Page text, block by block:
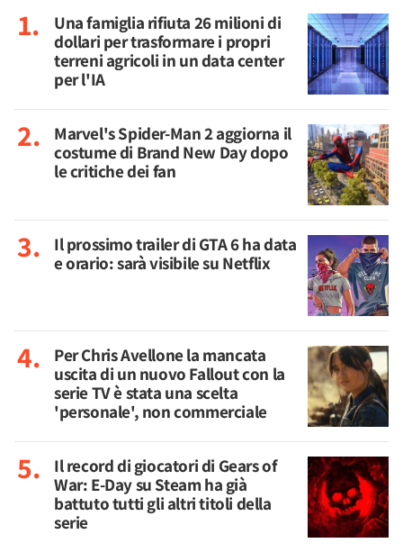
Una famiglia rifiuta 26 milioni di
dollari per trasformare i propri
terreni agricoli in un data center
per l'IA
Marvel's Spider-Man 2 aggiorna il
costume di Brand New Day dopo
le critiche dei fan
Il prossimo trailer di GTA 6 ha data
e orario: sarà visibile su Netflix
Per Chris Avellone la mancata
uscita di un nuovo Fallout con la
serie TV è stata una scelta
'personale', non commerciale
Il record di giocatori di Gears of
War: E-Day su Steam ha già
battuto tutti gli altri titoli della
serie